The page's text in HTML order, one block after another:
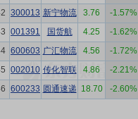
300013 新宁物流 3.76 -1.57%
001391 国货航 4.25 -1.62%
600603 广汇物流 4.56 -1.72%
002010 传化智联 4.86 -2.21%
600233 圆通速递 18.70 -2.60%